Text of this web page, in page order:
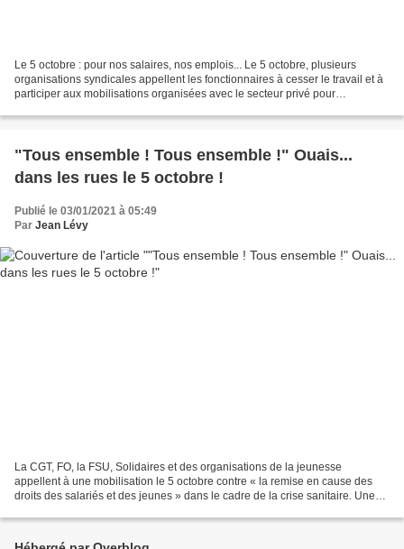
Le 5 octobre : pour nos salaires, nos emplois... Le 5 octobre, plusieurs
organisations syndicales appellent les fonctionnaires à cesser le travail et à
participer aux mobilisations organisées avec le secteur privé pour
"Tous ensemble ! Tous ensemble !" Ouais...
dans les rues le 5 octobre !
Publié le 03/01/2021 à 05:49
Par Jean Lévy
La CGT, FO, la FSU, Solidaires et des organisations de la jeunesse
appellent à une mobilisation le 5 octobre contre « la remise en cause des
droits des salariés et des jeunes » dans le cadre de la crise sanitaire. Une